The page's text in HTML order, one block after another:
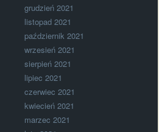
grudzień 2021
listopad 2021
październik 2021
wrzesień 2021
sierpień 2021
lipiec 2021
czerwiec 2021
kwiecień 2021
marzec 2021